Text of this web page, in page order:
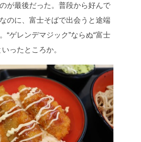
が最後だった。普段から好んで
のに、富士そばで出会うと途端
“ゲレンデマジック”ならぬ“富士
ったところか。